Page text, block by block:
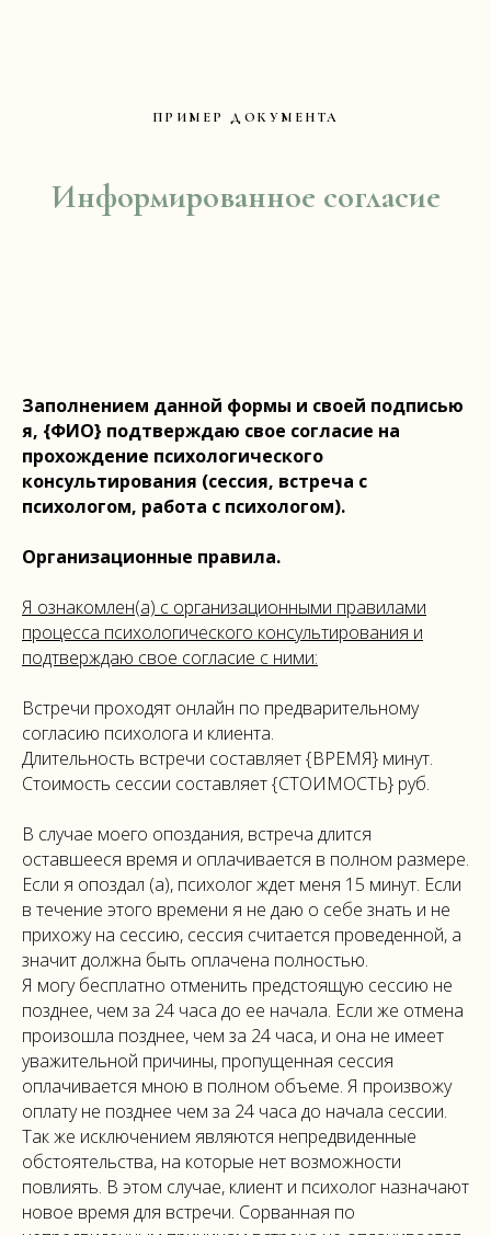
ПРИМЕР ДОКУМЕНТА
Информированное согласие
Заполнением данной формы и своей подписью
я, {ФИО} подтверждаю свое согласие на
прохождение психологического
консультирования (сессия, встреча с
психологом, работа с психологом).
Организационные правила.
Я ознакомлен(а) с организационными правилами
процесса психологического консультирования и
подтверждаю свое согласие с ними:
Встречи проходят онлайн по предварительному
согласию психолога и клиента.
Длительность встречи составляет {ВРЕМЯ} минут.
Стоимость сессии составляет {СТОИМОСТЬ} руб.
В случае моего опоздания, встреча длится
оставшееся время и оплачивается в полном размере.
Если я опоздал (а), психолог ждет меня 15 минут. Если
в течение этого времени я не даю о себе знать и не
прихожу на сессию, сессия считается проведенной, а
значит должна быть оплачена полностью.
Я могу бесплатно отменить предстоящую сессию не
позднее, чем за 24 часа до ее начала. Если же отмена
произошла позднее, чем за 24 часа, и она не имеет
уважительной причины, пропущенная сессия
оплачивается мною в полном объеме. Я произвожу
оплату не позднее чем за 24 часа до начала сессии.
Так же исключением являются непредвиденные
обстоятельства, на которые нет возможности
повлиять. В этом случае, клиент и психолог назначают
новое время для встречи. Сорванная по